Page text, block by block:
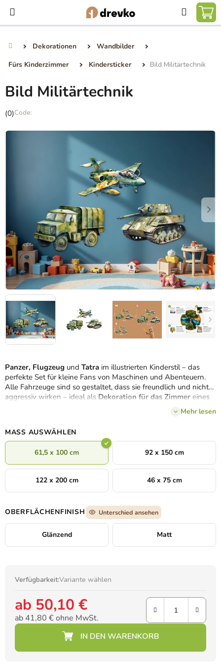
Inhalt
springen
Suchen
Dekorationen
Wandbilder
Fürs Kinderzimmer
Kindersticker Bild Militärtechnik
Panzer, Flugzeug und Tatra im illustrierten Kinderstil – das
perfekte Set für kleine Fans von Maschinen und Abenteuern.
Alle Fahrzeuge sind so gestaltet, dass sie freundlich und nicht
aggressiv wirken – ideal als Dekoration für das Zimmer eines
kleinen Technikers, Bauarbeiters oder Fans von Autos undMehr lesen
MASS AUSWÄHLEN
61,5 x 100 cm 92 x 150 cm
122 x 200 cm 46 x 75 cm
OBERFLÄCHENFINISH Unterschied ansehen
Glänzend Matt
Verfügbarkeit:Variante wählen
ab 50,10 €
ab 41,80 €ohne MwSt.
Verkaufspreis:
Bild Militärtechnik
Die
Produktbewertung
(0)